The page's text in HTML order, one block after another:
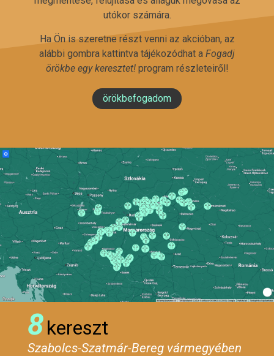
utókor számára.
Ha Ön is szeretne részt venni az akcióban, az
alábbi gombra kattintva tájékozódhat a Fogadj
örökbe egy keresztet!program részleteiről!
örökbefogadom
8kereszt
Szabolcs-Szatmár-Bereg vármegyében